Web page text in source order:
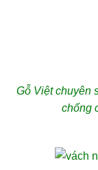
Gỗ Việt chuyên
chống